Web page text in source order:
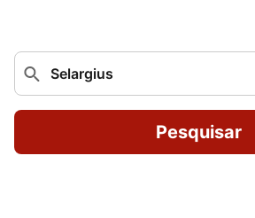
Pesquisar